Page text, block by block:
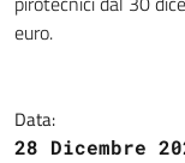
euro.
Data:
28 Dicembre